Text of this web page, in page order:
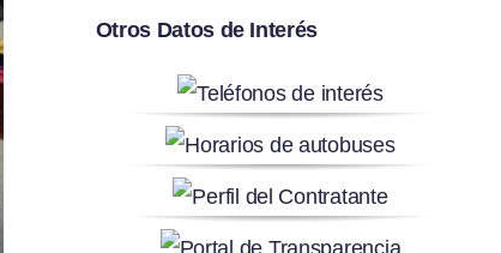
Otros Datos de Interés